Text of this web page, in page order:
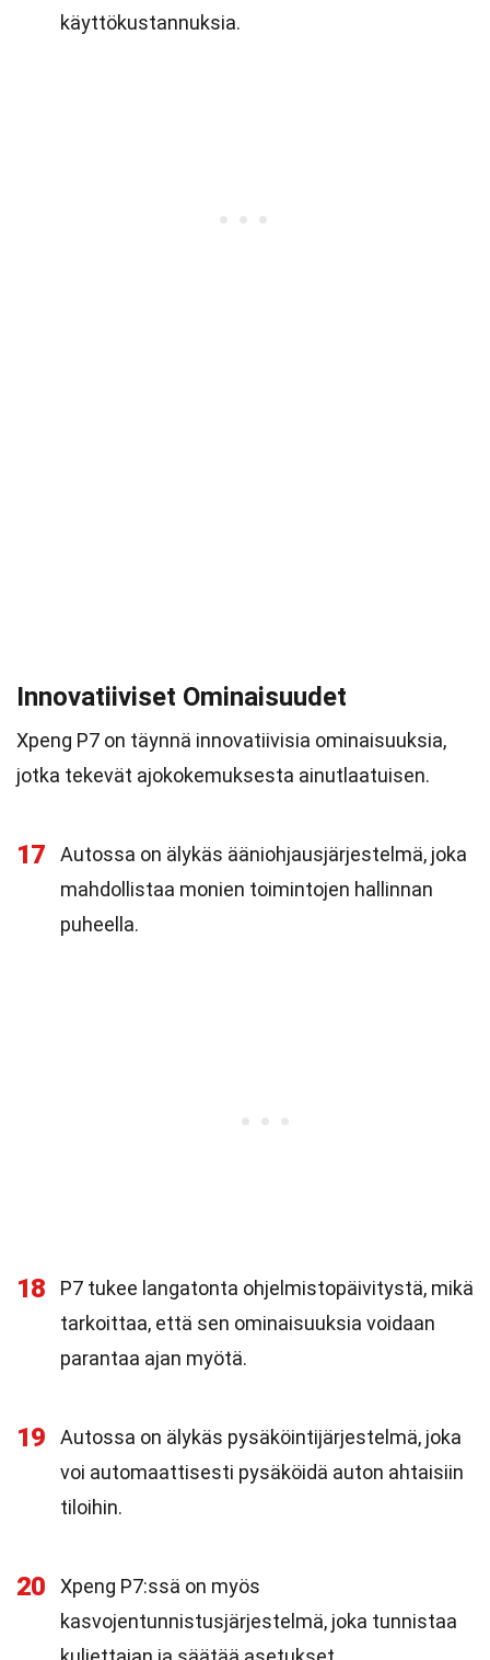
käyttökustannuksia.
Innovatiiviset Ominaisuudet
Xpeng P7 on täynnä innovatiivisia ominaisuuksia,
jotka tekevät ajokokemuksesta ainutlaatuisen.
17
Autossa on älykäs ääniohjausjärjestelmä, joka
mahdollistaa monien toimintojen hallinnan
puheella.
18
P7 tukee langatonta ohjelmistopäivitystä, mikä
tarkoittaa, että sen ominaisuuksia voidaan
parantaa ajan myötä.
19
Autossa on älykäs pysäköintijärjestelmä, joka
voi automaattisesti pysäköidä auton ahtaisiin
tiloihin.
20
Xpeng P7:ssä on myös
kasvojentunnistusjärjestelmä, joka tunnistaa